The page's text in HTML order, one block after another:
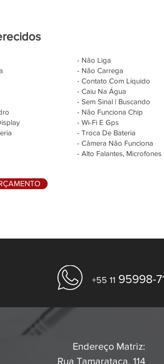
- Não Liga
- Não Carrega
- Contato Com Líquido
- Caiu Na Água
- Sem Sinal | Buscando
- Não Funciona Chip
- Wi-Fi E Gps
- Troca De Bateria
- Câmera Não Funciona
- Alto Falantes, Microfones
+55 11 95998-
Endereço Matriz:
Rua Tamarataca, 114